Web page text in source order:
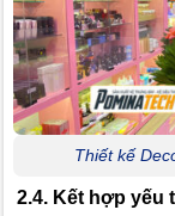
Thiết kế
2.4. Kết hợp yếu